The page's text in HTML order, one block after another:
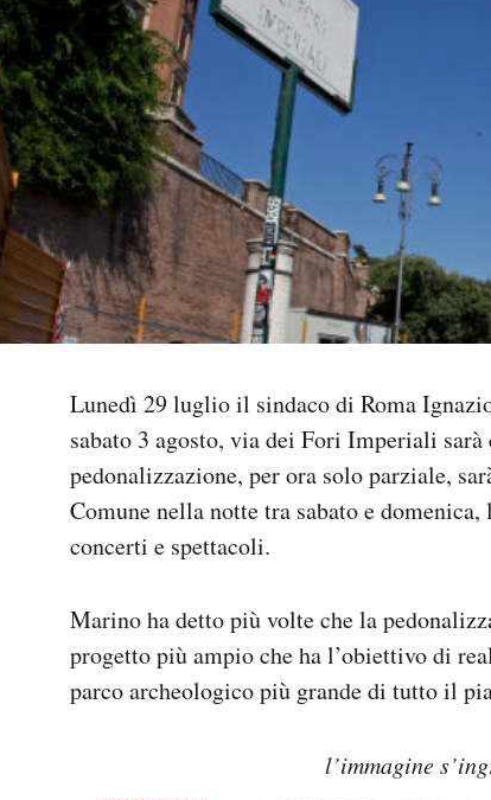
Lunedì 29 luglio il sindaco di Roma
sabato 3 agosto, via dei Fori Imperiali
pedonalizzazione, per ora solo parziale,
Comune nella notte tra sabato e domenica,
concerti e spettacoli.
Marino ha detto più volte che la
progetto più ampio che ha l’obiettivo di
parco archeologico più grande di tutto il
l’immagine